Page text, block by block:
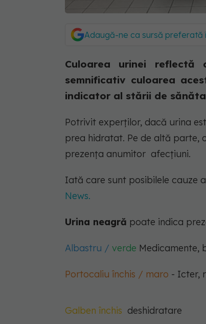
Adaugă-ne ca sursă preferată
Culoarea urinei reflectă
semnificativ culoarea
indicator al stării de
Potrivit experților, dacă urina
prea hidratat. Pe de altă parte,
prezența anumitor afecțiuni.
Iată care sunt posibilele cauze
News.
Urina neagră poate indica
Albastru / verde Medicamente,
Portocaliu închis / maro - Icter,
Galben închis deshidratare